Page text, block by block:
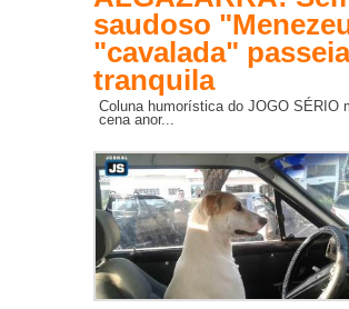
saudoso
"cavalada" passeia
tranquila
Coluna humorística do JOGO SÉRIO
cena anor...